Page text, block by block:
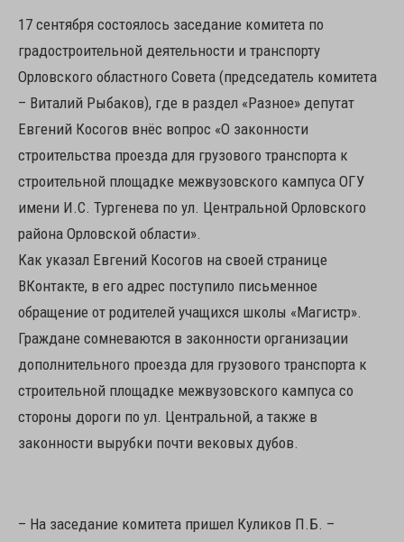
17 сентября состоялось заседание комитета по
градостроительной деятельности и транспорту
Орловского областного Совета (председатель комитета
– Виталий Рыбаков), где в раздел «Разное» депутат
Евгений Косогов внёс вопрос «О законности
строительства проезда для грузового транспорта к
строительной площадке межвузовского кампуса ОГУ
имени И.С. Тургенева по ул. Центральной Орловского
района Орловской области».
Как указал Евгений Косогов на своей странице
ВКонтакте, в его адрес поступило письменное
обращение от родителей учащихся школы «Магистр».
Граждане сомневаются в законности организации
дополнительного проезда для грузового транспорта к
строительной площадке межвузовского кампуса со
стороны дороги по ул. Центральной, а также в
законности вырубки почти вековых дубов.
– На заседание комитета пришел Куликов П.Б. –